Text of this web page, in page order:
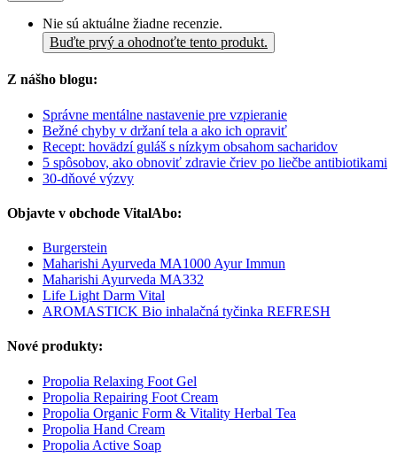
Nie sú aktuálne žiadne recenzie.
Buďte prvý a ohodnoťte tento produkt.
Z nášho blogu:
Správne mentálne nastavenie pre vzpieranie
Bežné chyby v držaní tela a ako ich opraviť
Recept: hovädzí guláš s nízkym obsahom sacharidov
5 spôsobov, ako obnoviť zdravie čriev po liečbe antibiotikami
30-dňové výzvy
Objavte v obchode VitalAbo:
Burgerstein
Maharishi Ayurveda MA1000 Ayur Immun
Maharishi Ayurveda MA332
Life Light Darm Vital
AROMASTICK Bio inhalačná tyčinka REFRESH
Nové produkty:
Propolia Relaxing Foot Gel
Propolia Repairing Foot Cream
Propolia Organic Form & Vitality Herbal Tea
Propolia Hand Cream
Propolia Active Soap